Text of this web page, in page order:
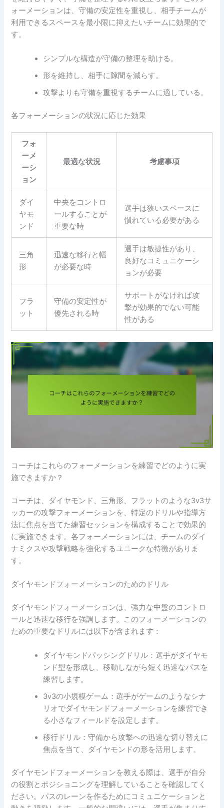
ォーメーションは、守備の安定性を重視し、相手チームが
利用できるスペースを最小限に抑えたいチームに効果的で
す。
シンプルな構造が守備の整理を助ける。
形を維持し、相手に隙間を減らす。
攻撃よりも守備を重視するチームに適している。
各フォーメーションの状況に応じた効果
フォ
ーメ
ーシ
ョン
最適な状況 考慮事項
ダイ
ヤモ
ンド
中央をコントロ
ールすることが
重要な時
選手は狭いスペースに
慣れている必要がある
三角
形
迅速な移行と幅
が必要な時
選手は敏捷性があり、
良好なコミュニケーシ
ョンが必要
フラ
ット
守備の安定性が
優先される時
サポートがなければ攻
撃が効果的でない可能
性がある
コーチはこれらのフォーメーションを練習でどのように実
施できますか？
コーチは、ダイヤモンド、三角形、フラットのような3v3サ
ッカーの攻撃フォーメーションを、特定のドリルや指導方
法に焦点を当てた練習セッションを構成することで効果的
に実施できます。各フォーメーションには、チームのダイ
ナミクスや攻撃戦略を強化するユニークな特徴がありま
す。
ダイヤモンドフォーメーションのためのドリル
ダイヤモンドフォーメーションは、強力な中盤のコントロ
ールと迅速な移行を強調します。このフォーメーションの
ための重要なドリルには以下が含まれます：
ダイヤモンドパッシングドリル：選手がダイヤモ
ンド型を形成し、移動しながら短く迅速なパスを
練習します。
3v3の小規模ゲーム：選手がゲームのようなシナ
リオでダイヤモンドフォーメーションを練習でき
る小さなフィールドを設定します。
移行ドリル：守備から攻撃への迅速な切り替えに
焦点を当て、ダイヤモンドの形を活用します。
ダイヤモンドフォーメーションを教える際は、選手が自分
の役割とポジショニングを理解していることを確認してく
ださい。パスのレーンを作るためにコミュニケーションと